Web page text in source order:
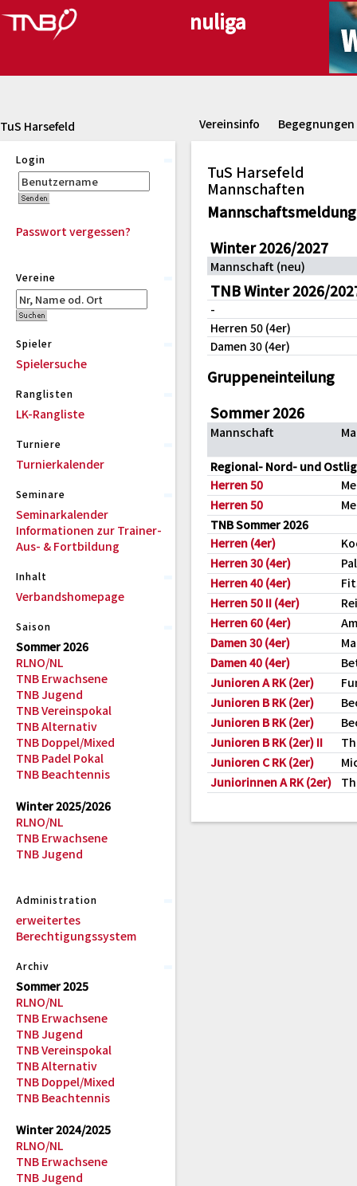
TuS Harsefeld Vereinsinfo Begegnungen
Login
Passwort vergessen?
Vereine
Spieler
Spielersuche
Ranglisten
LK-Rangliste
Turniere
Turnierkalender
Seminare
Seminarkalender
Informationen zur Trainer-
Aus- & Fortbildung
Inhalt
Verbandshomepage
Saison
Sommer 2026
RLNO/NL
TNB Erwachsene
TNB Jugend
TNB Vereinspokal
TNB Alternativ
TNB Doppel/Mixed
TNB Padel Pokal
TNB Beachtennis
Winter 2025/2026
RLNO/NL
TNB Erwachsene
TNB Jugend
Administration
erweitertes
Berechtigungssystem
Archiv
Sommer 2025
RLNO/NL
TNB Erwachsene
TNB Jugend
TNB Vereinspokal
TNB Alternativ
TNB Doppel/Mixed
TNB Beachtennis
Winter 2024/2025
RLNO/NL
TNB Erwachsene
TNB Jugend
TuS Harsefeld
Mannschaften
Mannschaftsmeldung
Winter 2026/2027
Mannschaft (neu)
TNB Winter 2026/
-
Herren 50 (4er)
Damen 30 (4er)
Gruppeneinteilung
Sommer 2026
Mannschaft
Regional- Nord- und
Herren 50
Herren 50
TNB Sommer 2026
Herren (4er)
Herren 30 (4er)
Herren 40 (4er)
Herren 50 II (4er)
Herren 60 (4er)
Damen 30 (4er)
Damen 40 (4er)
Junioren A RK (2er)
Junioren B RK (2er)
Junioren B RK (2er)
Junioren B RK (2er) II
Junioren C RK (2er)
Juniorinnen A RK (2er)